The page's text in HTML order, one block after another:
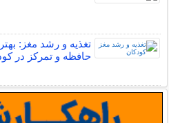
تغذیه و رشد مغز:
حافظه و تمرکز در